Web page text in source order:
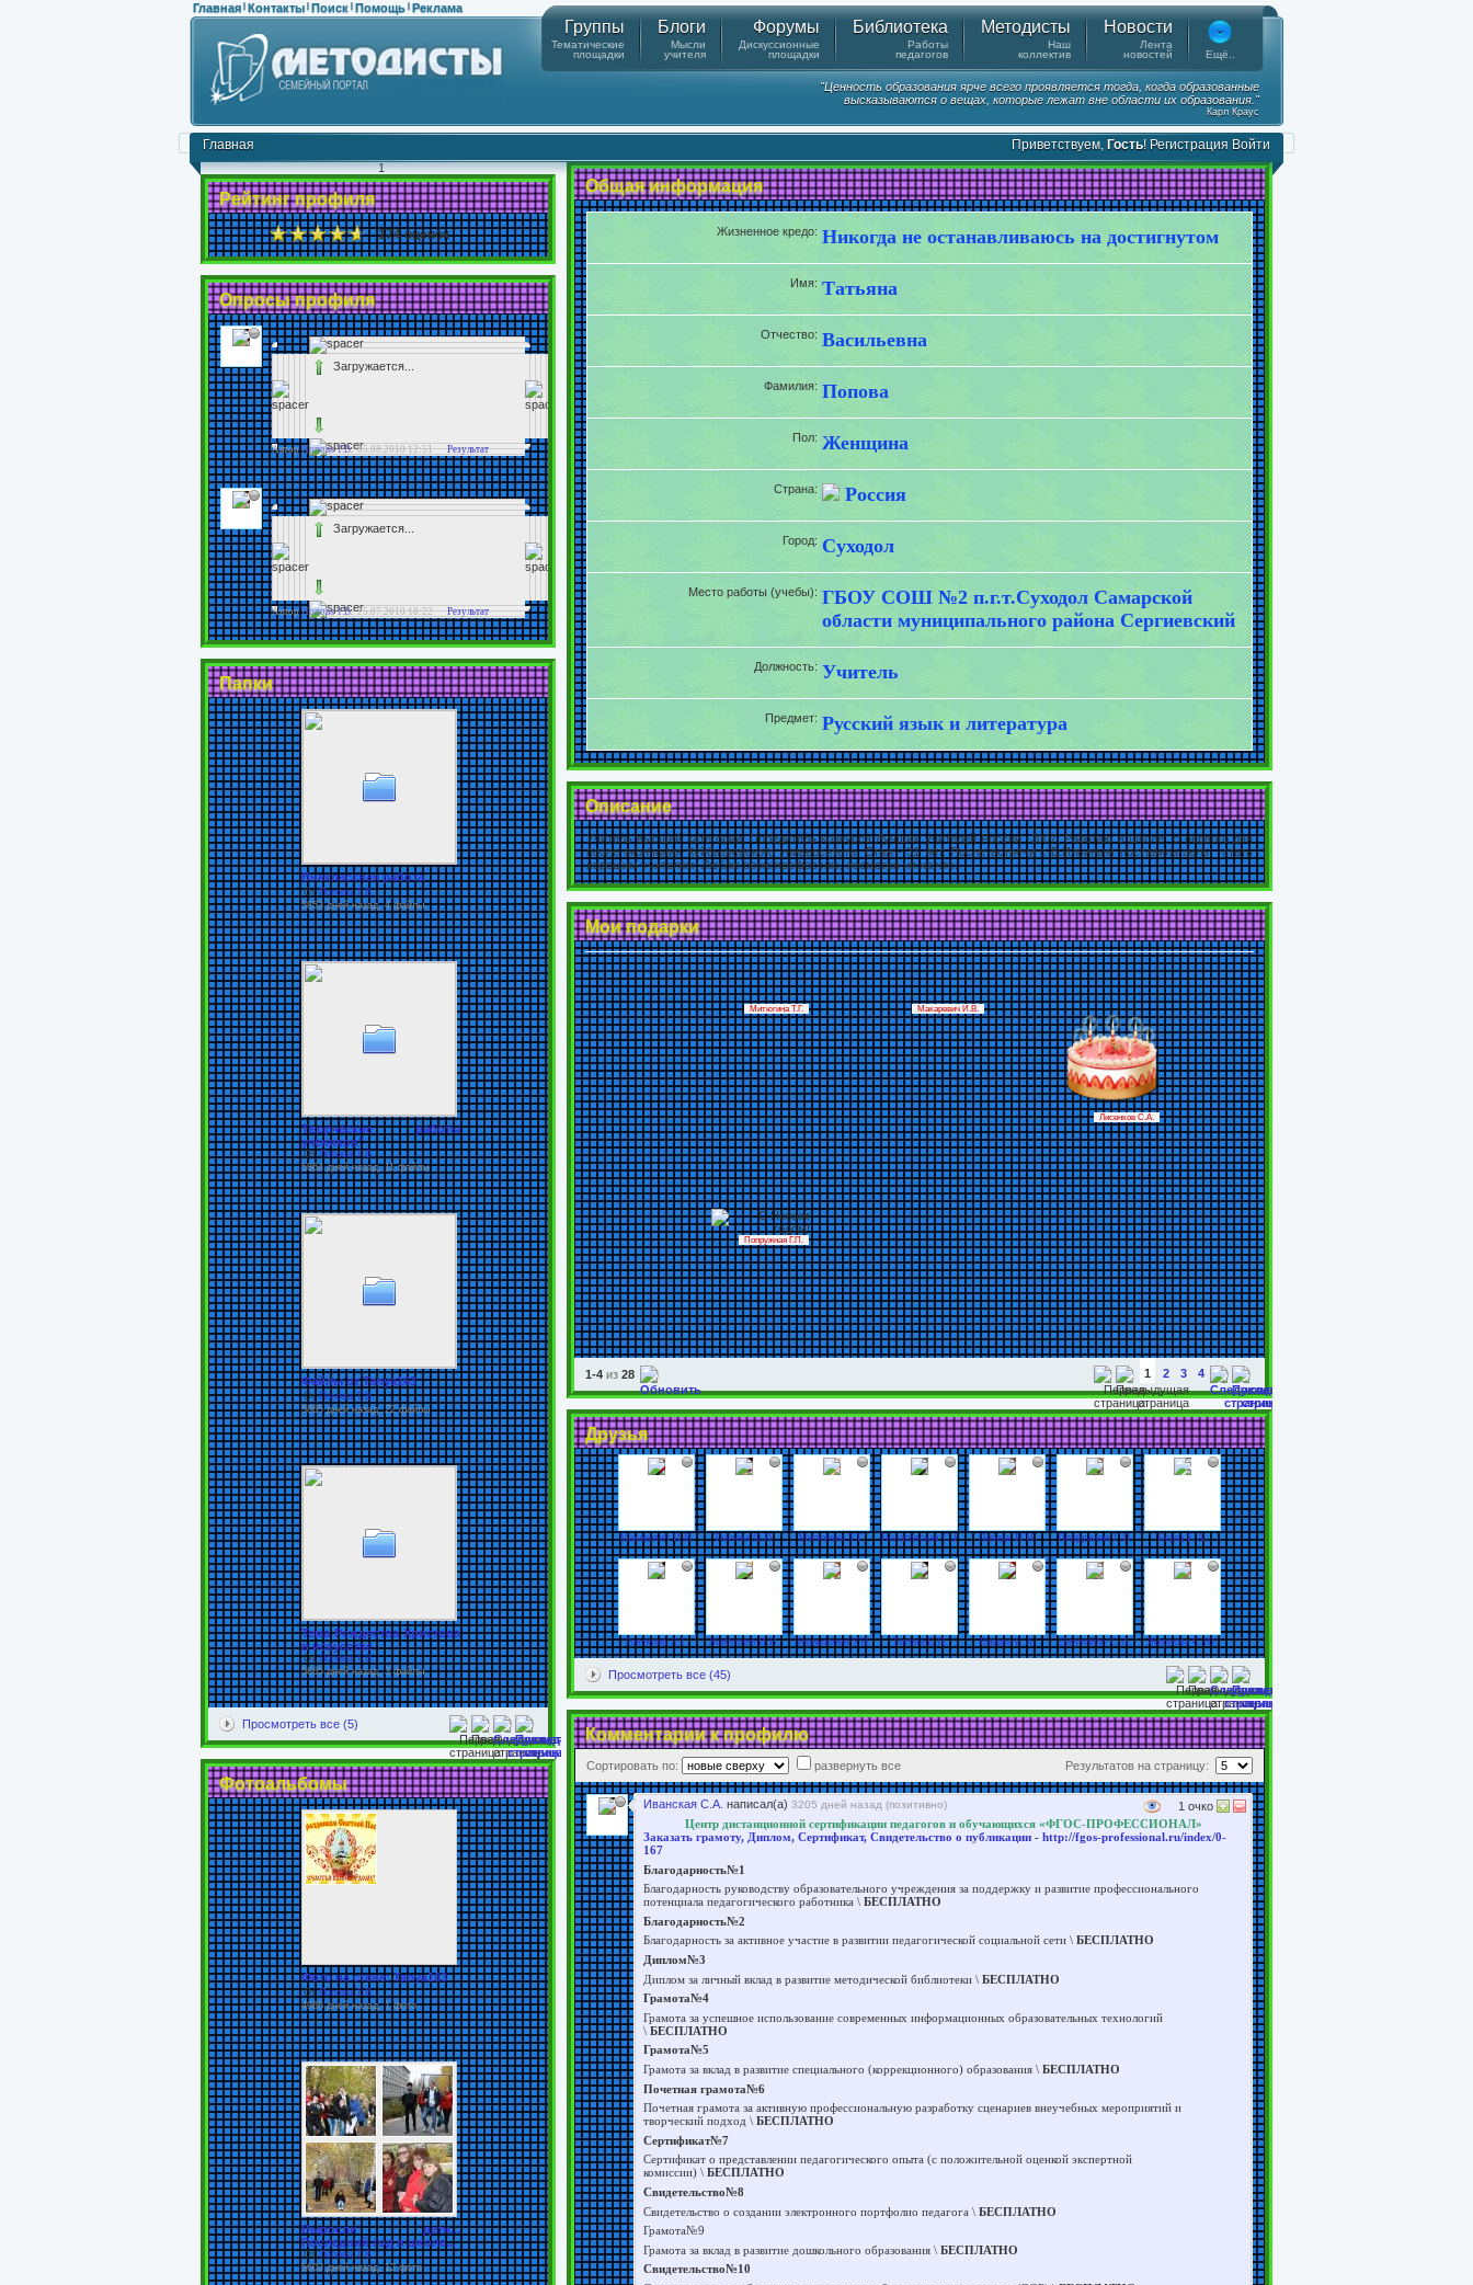
Главная | Контакты | Поиск | Помощь | Реклама
Группы
Тематические
площадки
Блоги
Мысли
учителя
Форумы
Дискуссионные
площадки
Библиотека
Работы
педагогов
Методисты
Наш
коллектив
Новости
Лента
новостей
Ещё..
"Ценность образования ярче всего проявляется тогда, когда образованные
высказываются о вещах, которые лежат вне области их образования."
Карл Краус
Главная Приветствуем, Гость! Регистрация Войти
1
Рейтинг профиля
174 оценок
Опросы профиля
Загружается...
АвторПопова Т.В. 05.08.2010 12:51 Результат
Загружается...
АвторПопова Т.В. 25.07.2010 18:22 Результат
Папки
Внеклассная работа
ОтПопова Т.В.
5853 дней назад, 4 файлы
Творческие работы
учеников"
ОтПопова Т.В.
5864 дней назад, 11 файлы
Файлы от Tanya163
ОтПопова Т.В.
5865 дней назад, 22 файлы
Тема Рождества Христова
в искусстве
ОтПопова Т.В.
5865 дней назад, 3 файлы
Просмотреть все (5)
Фотоальбомы
Фото на стене: Tanya163
ОтПопова Т.В.
4966 дней назад, 1 фото
Выросли дети...
Последний год в школе...
ОтПопова Т.В.
5603 дней назад, 12 фото
Общая информация
Жизненное кредо: Никогда не останавливаюсь на достигнутом
Имя: Татьяна
Отчество: Васильевна
Фамилия: Попова
Пол: Женщина
Страна: Россия
Город: Суходол
Место работы (учебы): ГБОУ СОШ №2 п.г.т.Суходол Самарской
области муниципального района Сергиевский
Должность: Учитель
Предмет: Русский язык и литература
Описание
Учитель высшей категории. Победитель конкурса Лучших учителей России -2007. Работаю в школе с первого дня
после окончания Куйбышевского университета. Стаж - 31 лет. После встречи с Е.Ильиным поставила цель: стать
хорошим учителем. Люблю свою профессию, несмотря ни на что.
Мои подарки
Митюгина Т.Г. Макаревич И.В.
Лисенков С.А.
Попружная Г.П.
1-4 из 28 1 2 3 4
Друзья
Макаревич И.В. Ткачёва О.Н. Митюгина Т.Г. Полатовская С.Ю. Лебедь Н.Н. Попружная Г.П. Борщ Е.А.
Тряскина Л.Г. Жакулина И.В. Чернышова У.Н. Титова Е.П. Варава Е.А. Джумайло С.А. Жирнова С.Ю.
Просмотреть все (45)
Комментарии к профилю
Сортировать по: развернуть все Результатов на страницу:
Иванская С.А. написал(а) 3205 дней назад (позитивно)
Центр дистанционной сертификации педагогов и обучающихся «ФГОС-ПРОФЕССИОНАЛ»
Заказать грамоту, Диплом, Сертификат, Свидетельство о публикации - http://fgos-professional.ru/index/0-
167
Благодарность№1
Благодарность руководству образовательного учреждения за поддержку и развитие профессионального
потенциала педагогического работника \ БЕСПЛАТНО
Благодарность№2
Благодарность за активное участие в развитии педагогической социальной сети \ БЕСПЛАТНО
Диплом№3
Диплом за личный вклад в развитие методической библиотеки \ БЕСПЛАТНО
Грамота№4
Грамота за успешное использование современных информационных образовательных технологий
\ БЕСПЛАТНО
Грамота№5
Грамота за вклад в развитие специального (коррекционного) образования \ БЕСПЛАТНО
Почетная грамота№6
Почетная грамота за активную профессиональную разработку сценариев внеучебных мероприятий и
творческий подход \ БЕСПЛАТНО
Сертификат№7
Сертификат о представлении педагогического опыта (с положительной оценкой экспертной
комиссии) \ БЕСПЛАТНО
Свидетельство№8
Свидетельство о создании электронного портфолио педагога \ БЕСПЛАТНО
Грамота№9
Грамота за вклад в развитие дошкольного образования \ БЕСПЛАТНО
Свидетельство№10
1 очко